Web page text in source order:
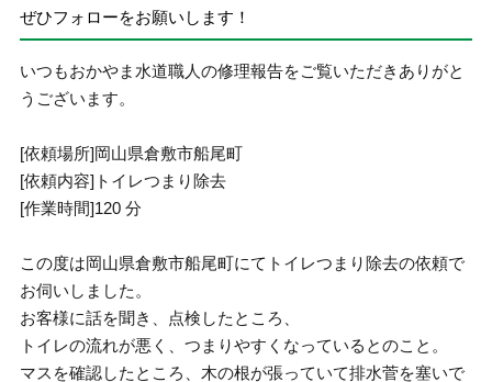
ぜひフォローをお願いします！
いつもおかやま水道職人の修理報告をご覧いただきありがと
うございます。
[依頼場所]岡山県倉敷市船尾町
[依頼内容]トイレつまり除去
[作業時間]120 分
この度は岡山県倉敷市船尾町にてトイレつまり除去の依頼で
お伺いしました。
お客様に話を聞き、点検したところ、
トイレの流れが悪く、つまりやすくなっているとのこと。
マスを確認したところ、木の根が張っていて排水菅を塞いで